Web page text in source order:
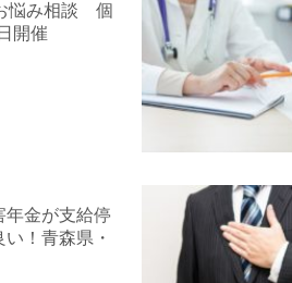
悩み相談 個
開催
年金が支給停
！青森県・